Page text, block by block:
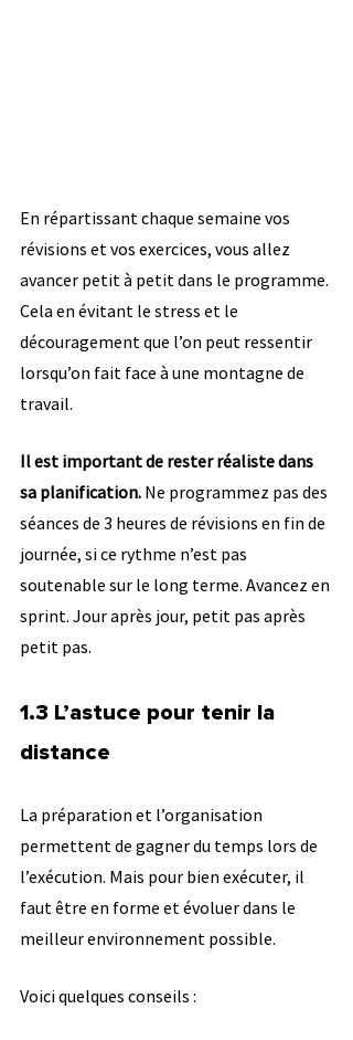
En répartissant chaque semaine vos
révisions et vos exercices, vous allez
avancer petit à petit dans le programme.
Cela en évitant le stress et le
découragement que l’on peut ressentir
lorsqu’on fait face à une montagne de
travail.
Il est important de rester réaliste dans
sa planification. Ne programmez pas des
séances de 3 heures de révisions en fin de
journée, si ce rythme n’est pas
soutenable sur le long terme. Avancez en
sprint. Jour après jour, petit pas après
petit pas.
1.3 L’astuce pour tenir la
distance
La préparation et l’organisation
permettent de gagner du temps lors de
l’exécution. Mais pour bien exécuter, il
faut être en forme et évoluer dans le
meilleur environnement possible.
Voici quelques conseils :